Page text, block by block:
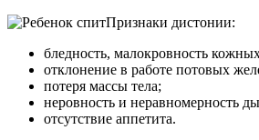
Признаки дистонии:
бледность, малокровность
отклонение в работе потовых
потеря массы тела;
неровность и неравномерность
отсутствие аппетита.